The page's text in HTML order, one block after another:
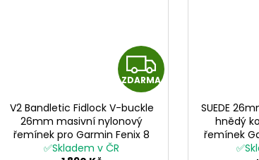
Z
D
ZDARMA
V2 Bandletic Fidlock V-buckle
26mm masivní nylonový
řemínek pro Garmin Fenix 8
Enduro 3 QuickFit
✅Skladem v ČR
SUEDE
hnědý
řemínek